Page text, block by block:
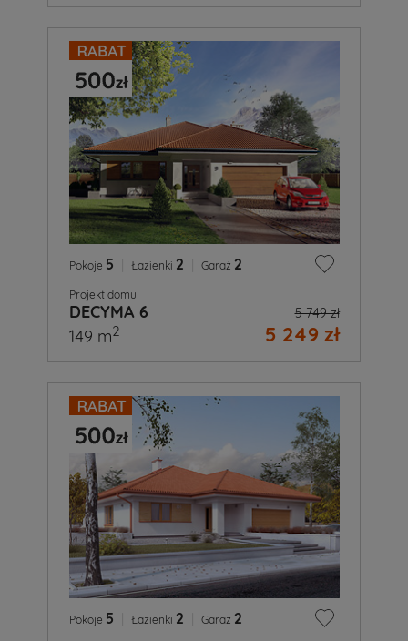
Pokoje 5 Łazienki 2 Garaż 2
Projekt domu
DECYMA 6 5 749 zł
5 249 zł
149 m2
Pokoje 5 Łazienki 2 Garaż 2